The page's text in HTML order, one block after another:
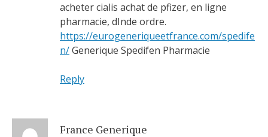
acheter cialis achat de pfizer, en ligne
pharmacie, dInde ordre.
https://eurogeneriqueetfrance.com/spedife
n/Generique Spedifen Pharmacie
Reply
France Generique